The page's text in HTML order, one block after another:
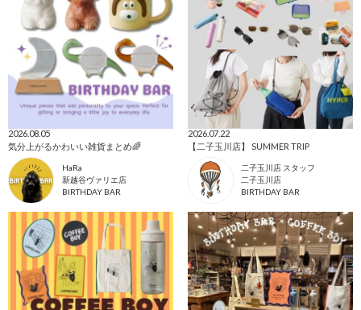
2026.08.05
気分上がるかわいい雑貨まとめ🌈
HaRa
新越谷ヴァリエ店
BIRTHDAY BAR
2026.07.22
【二子玉川店】 SUMMER TRIP
二子玉川店 スタッフ
二子玉川店
BIRTHDAY BAR